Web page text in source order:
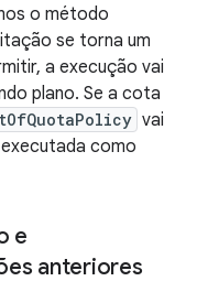
o método
se torna um
a execução vai
plano. Se a cota
vai
como
e
anteriores